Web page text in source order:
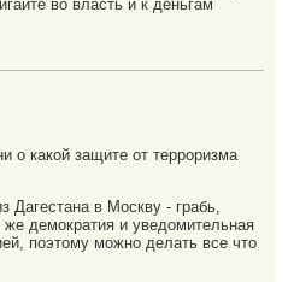
во власть и к деньгам
о какой защите от терроризма
Дагестана в Москву - грабь,
демократия и уведомительная
поэтому можно делать все что